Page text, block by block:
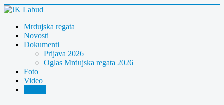
Mrdujska regata
Novosti
Dokumenti
Prijava 2026
Oglas Mrdujska regata 2026
Foto
Video